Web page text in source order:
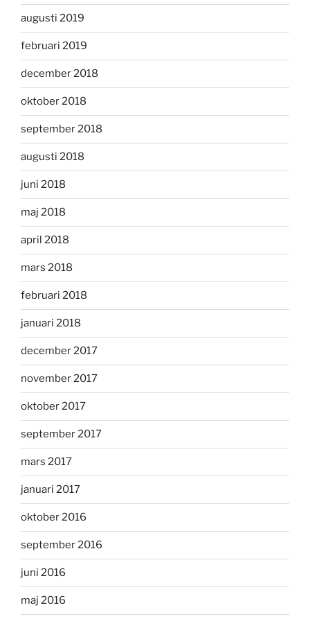
augusti 2019
februari 2019
december 2018
oktober 2018
september 2018
augusti 2018
juni 2018
maj 2018
april 2018
mars 2018
februari 2018
januari 2018
december 2017
november 2017
oktober 2017
september 2017
mars 2017
januari 2017
oktober 2016
september 2016
juni 2016
maj 2016